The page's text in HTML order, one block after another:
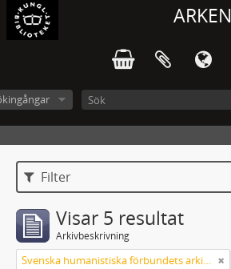
ARKEN
Filter
Visar 5 resultat
Arkivbeskrivning
Svenska humanistiska förbundets arkiv: handlingar 2003-2012